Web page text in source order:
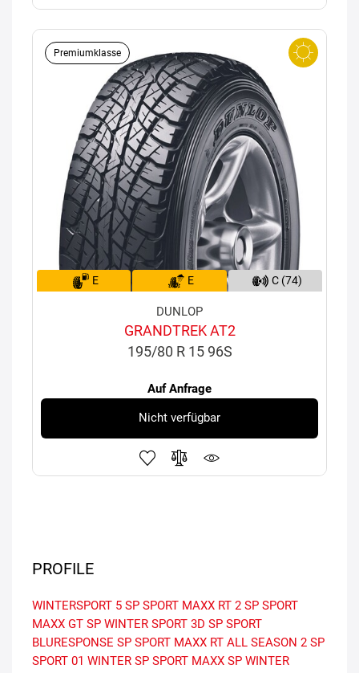
Premiumklasse
E E C (74)
DUNLOP
GRANDTREK AT2
195/80 R 15 96S
Auf Anfrage
Nicht verfügbar
PROFILE
WINTERSPORT 5 SP SPORT MAXX RT 2 SP SPORT
MAXX GT SP WINTER SPORT 3D SP SPORT
BLURESPONSE SP SPORT MAXX RT ALL SEASON 2 SP
SPORT 01 WINTER SP SPORT MAXX SP WINTER